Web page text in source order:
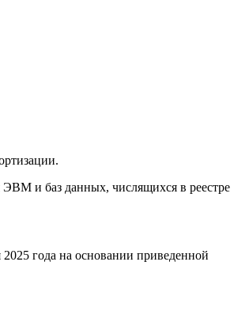
и баз данных, числящихся в реестре
года на основании приведенной